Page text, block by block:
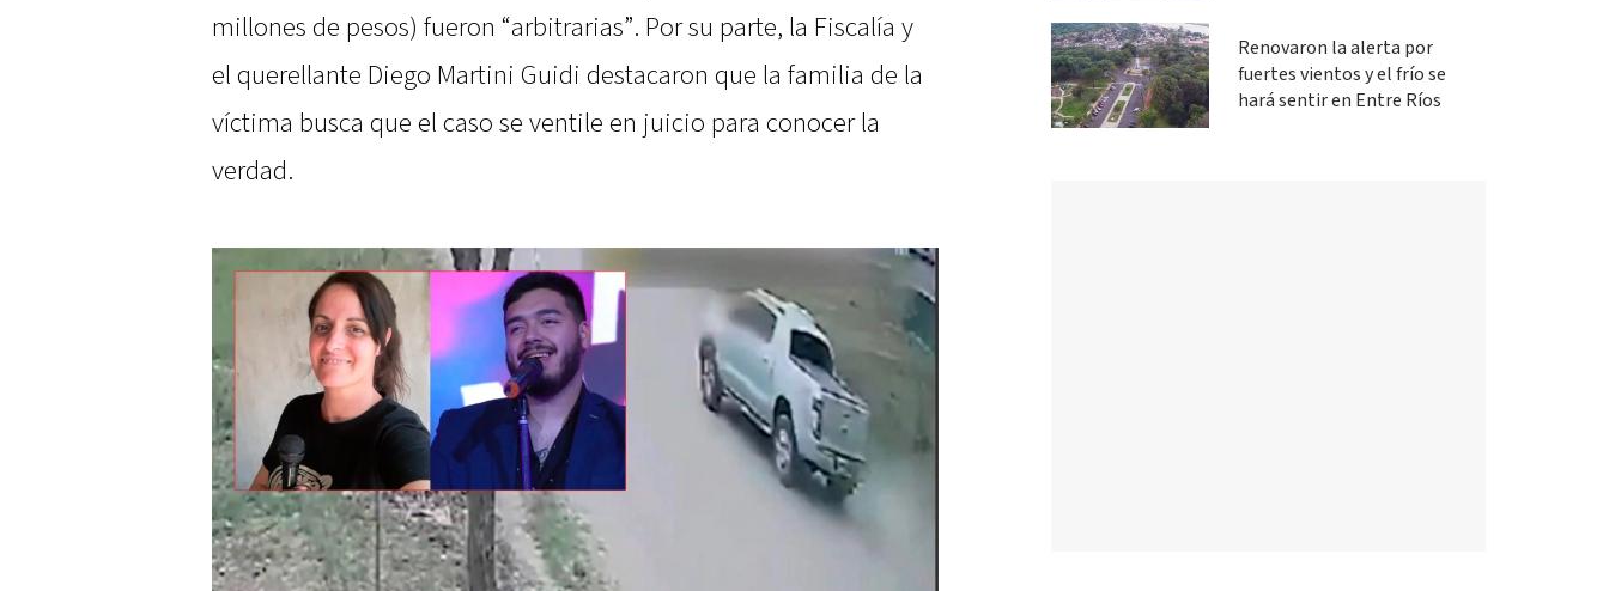
millones de pesos) fueron “arbitrarias”. Por su parte, la Fiscalía y
el querellante Diego Martini Guidi destacaron que la familia de la
víctima busca que el caso se ventile en juicio para conocer la
verdad.
Renovaron la alerta por
fuertes vientos y el frío se
hará sentir en Entre Ríos